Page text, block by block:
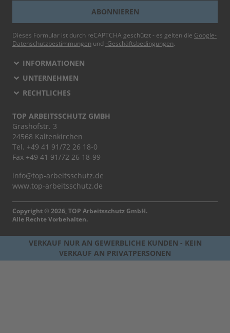
ABONNIEREN
Dieses Formular ist durch reCAPTCHA geschützt - es gelten die Google-
Datenschutzbestimmungen und -Geschäftsbedingungen.
INFORMATIONEN
UNTERNEHMEN
RECHTLICHES
TOP ARBEITSSCHUTZ GMBH
Grashofstr. 3
24568 Kaltenkirchen
Tel. +49 41 91/72 26 18-0
Fax +49 41 91/72 26 18-99
info@top-arbeitsschutz.de
www.top-arbeitsschutz.de
Copyright © 2026, TOP Arbeitsschutz GmbH.
Alle Rechte Vorbehalten.
VERKAUF NUR AN GEWERBLICHE KUNDEN - KEIN
VERKAUF AN PRIVATPERSONEN